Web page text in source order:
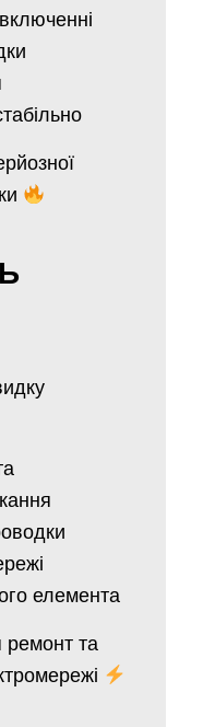
елемента
ремонт та